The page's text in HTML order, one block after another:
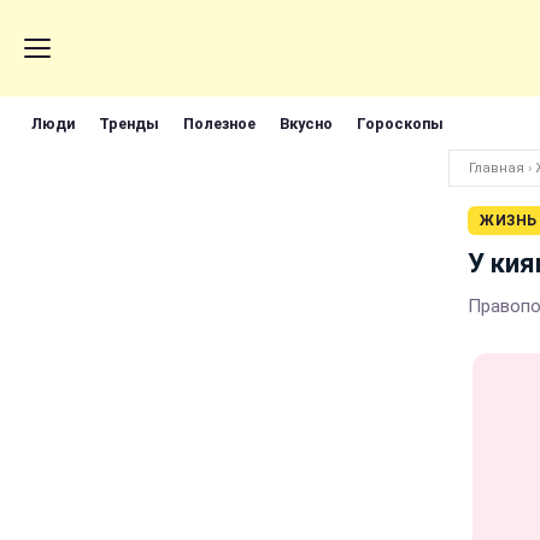
Люди Тренды Полезное Вкусно Гороскопы
Главная ›
ЖИЗНЬ
У